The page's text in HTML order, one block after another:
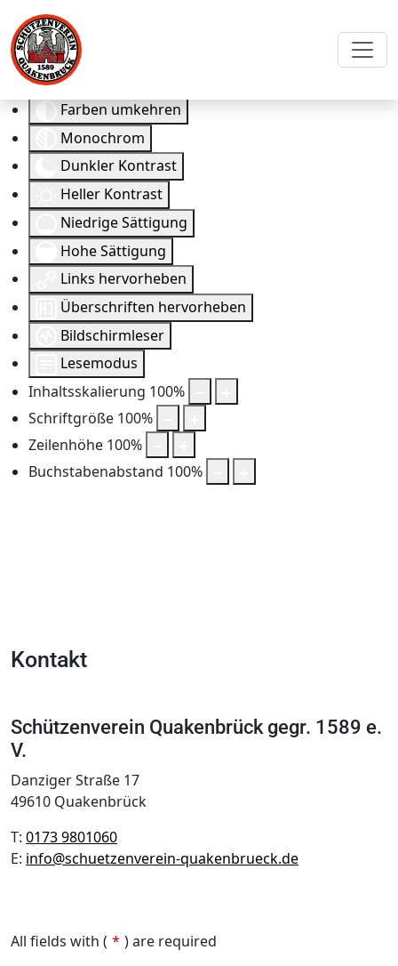
Eingabehilfen öffnen
Farben umkehren
Monochrom
Dunkler Kontrast
Heller Kontrast
Niedrige Sättigung
Hohe Sättigung
Links hervorheben
Überschriften hervorheben
Bildschirmleser
Lesemodus
Inhaltsskalierung 100%
Schriftgröße 100%
Zeilenhöhe 100%
Buchstabenabstand 100%
Kontakt
Schützenverein Quakenbrück gegr. 1589 e.
V.
Danziger Straße 17
49610 Quakenbrück
T: 0173 9801060
E: info@schuetzenverein-quakenbrueck.de
All fields with ( * ) are required